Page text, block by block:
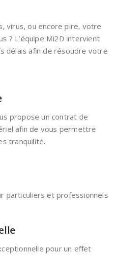
virus, ou encore pire, votre
? L’équipe Mi2D intervient
délais afin de résoudre votre
propose un contrat de
afin de vous permettre
tranquilité.
particuliers et professionnels
pour un effet